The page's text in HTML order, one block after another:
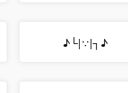
♪└|∵|┐♪